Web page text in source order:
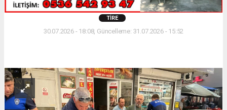
TIRE
30.07.2026 - 18:08, Güncelleme: 31.07.2026 - 15:52